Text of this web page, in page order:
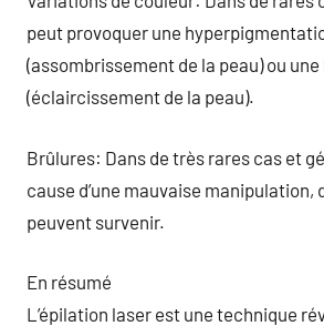
peut provoquer une
(assombrissement de la peau) ou
(éclaircissement de la peau).
Brûlures: Dans de très rares cas et
cause d’une mauvaise manipulation,
peuvent survenir.
En résumé
L’épilation laser est une technique